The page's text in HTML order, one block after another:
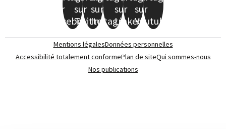
sur
Facebook
sur
Twitter
sur
Instagram
sur
LinkedIn
sur
Youtube
Mentions légalesDonnées personnelles
Accessibilité totalement conformePlan de siteQui sommes-nous
Nos publications